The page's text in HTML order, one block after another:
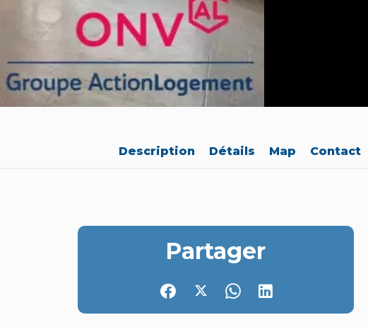
Description Détails Map Contact
Partager